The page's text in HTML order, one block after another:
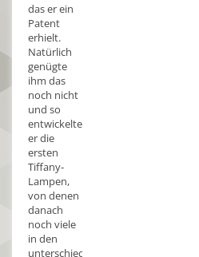
das er ein
Patent
erhielt.
Natürlich
genügte
ihm das
noch nicht
und so
entwickelte
er die
ersten
Tiffany-
Lampen,
von denen
danach
noch viele
in den
unterschiedlichsten